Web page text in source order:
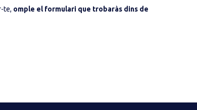
te, omple el formulari que trobaràs dins de